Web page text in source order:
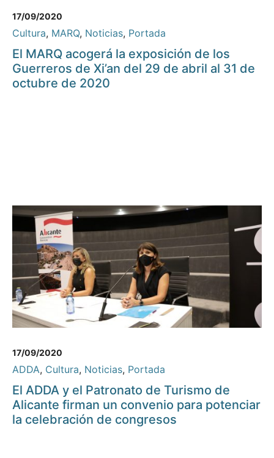
17/09/2020
Cultura, MARQ, Noticias, Portada
El MARQ acogerá la exposición de los
Guerreros de Xi’an del 29 de abril al 31 de
octubre de 2020
17/09/2020
ADDA, Cultura, Noticias, Portada
El ADDA y el Patronato de Turismo de
Alicante firman un convenio para potenciar
la celebración de congresos